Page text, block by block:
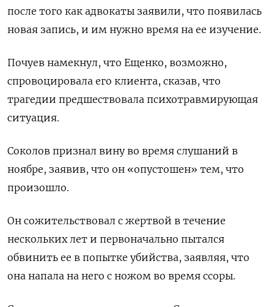
после того как адвокаты заявили, что появилась
новая запись, и им нужно время на ее изучение.
Почуев намекнул, что Ещенко, возможно,
спровоцировала его клиента, сказав, что
трагедии предшествовала психотравмирующая
ситуация.
Соколов признал вину во время слушаний в
ноябре, заявив, что он «опустошен» тем, что
произошло.
Он сожительствовал с жертвой в течение
нескольких лет и первоначально пытался
обвинить ее в попытке убийства, заявляя, что
она напала на него с ножом во время ссоры.